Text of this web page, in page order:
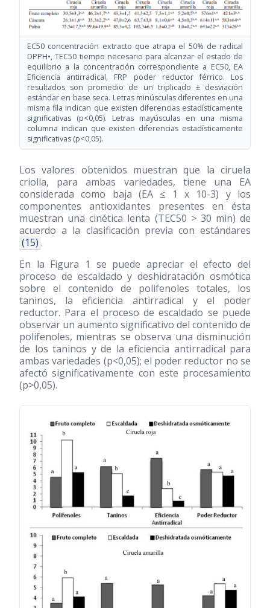
EC50 concentración extracto que atrapa el 50% de radical
DPPH•, TEC50 tiempo necesario para alcanzar el estado de
equilibrio a la concentración correspondiente a EC50, EA
Eficiencia antirradical, FRP poder reductor férrico. Los
resultados son promedio de un triplicado ± desviación
estándar en base seca. Letras minúsculas diferentes en una
misma fila indican que existen diferencias estadísticamente
significativas (p<0,05). Letras mayúsculas en una misma
columna indican que existen diferencias estadísticamente
significativas (p<0,05).
Los valores obtenidos muestran que la ciruela
criolla, para ambas variedades, tiene una EA
considerada como baja (EA ≤ 1 x 10-3) y los
componentes antioxidantes presentes en ésta
muestran una cinética lenta (TEC50 > 30 min) de
acuerdo a la clasificación previa con estándares
(15) .
En la Figura 1 se puede apreciar el efecto del
proceso de escaldado y deshidratación osmótica
sobre el contenido de polifenoles totales, los
taninos, la eficiencia antirradical y el poder
reductor. Para el proceso de escaldado se puede
observar un aumento significativo del contenido de
polifenoles, mientras se observa una disminución
de los taninos y de la eficiencia antirradical para
ambas variedades (p<0,05); el poder reductor no se
afectó significativamente con este procesamiento
(p>0,05).